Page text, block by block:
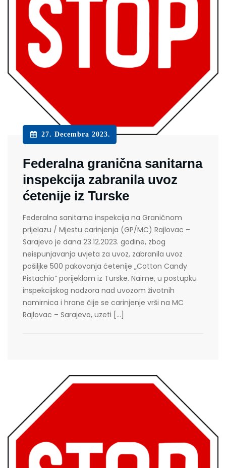
27. Decembra 2023.
Federalna granična sanitarna
inspekcija zabranila uvoz
ćetenije iz Turske
Federalna sanitarna inspekcija na Graničnom
prijelazu / Mjestu carinjenja (GP/MC) Rajlovac –
Sarajevo je dana 23.12.2023. godine, zbog
neispunjavanja uvjeta za uvoz, zabranila uvoz
pošiljke 500 pakovanja ćetenije „Cotton Candy
Pistachio“ porijeklom iz Turske. Naime, u postupku
inspekcijskog nadzora nad uvozom životnih
namirnica i hrane čije se carinjenje vrši na MC
Rajlovac – Sarajevo, uzeti […]